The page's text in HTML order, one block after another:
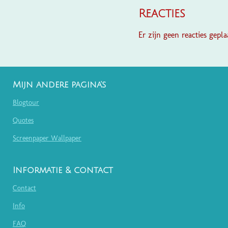
Reacties
Er zijn geen reacties
Mijn andere pagina's
Blogtour
Quotes
Screenpaper Wallpaper
Informatie & contact
Contact
Info
FAQ